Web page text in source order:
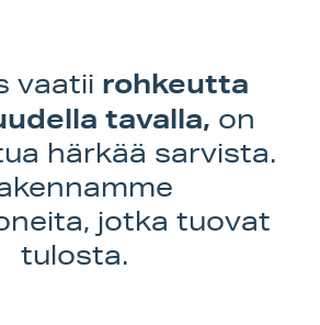
vaatii rohkeutta
tavalla, on
härkää sarvista.
jotka tuovat
tulosta.